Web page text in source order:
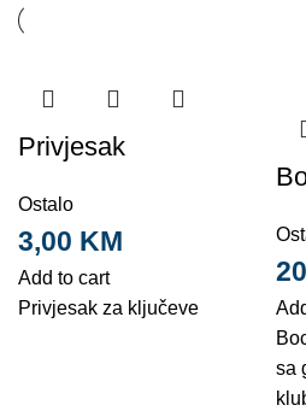
Privjesak
Ostalo
3,00 KM
Add to cart
Privjesak za ključeve
sa